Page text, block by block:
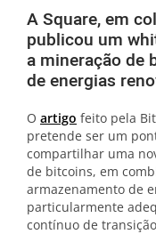
A Square, em
publicou um
a mineração de
de energias
O artigo feito pela
pretende ser um
compartilhar uma
de bitcoins, em
armazenamento de
particularmente
contínuo de